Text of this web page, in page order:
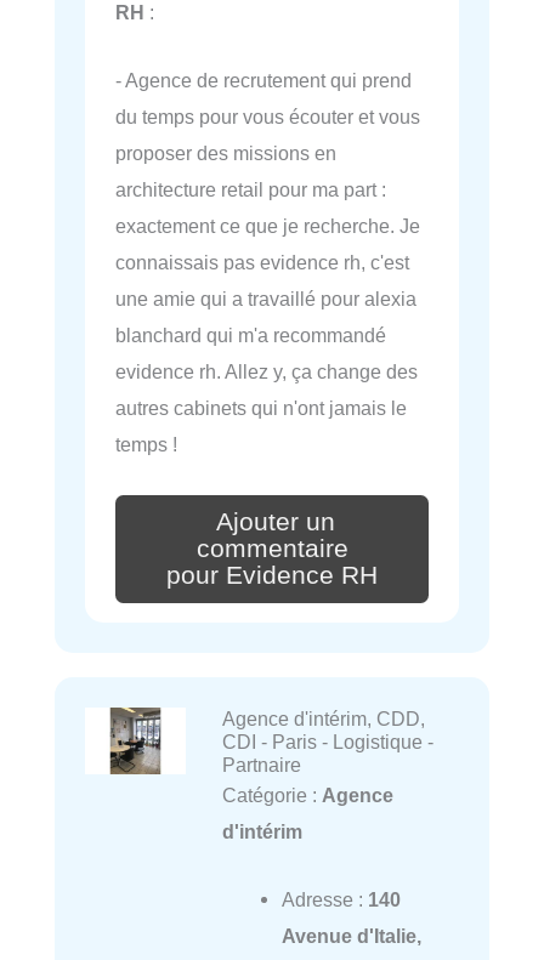
RH :
- Agence de recrutement qui prend
du temps pour vous écouter et vous
proposer des missions en
architecture retail pour ma part :
exactement ce que je recherche. Je
connaissais pas evidence rh, c'est
une amie qui a travaillé pour alexia
blanchard qui m'a recommandé
evidence rh. Allez y, ça change des
autres cabinets qui n'ont jamais le
temps !
Ajouter un
commentaire
pour Evidence RH
Agence d'intérim, CDD,
CDI - Paris - Logistique -
Partnaire
Catégorie : Agence
d'intérim
Adresse : 140
Avenue d'Italie,